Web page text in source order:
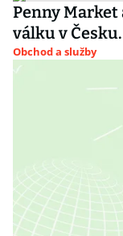
Penny Market
válku v
Obchod a služby